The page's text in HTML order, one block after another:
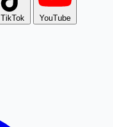
TikTok YouTube